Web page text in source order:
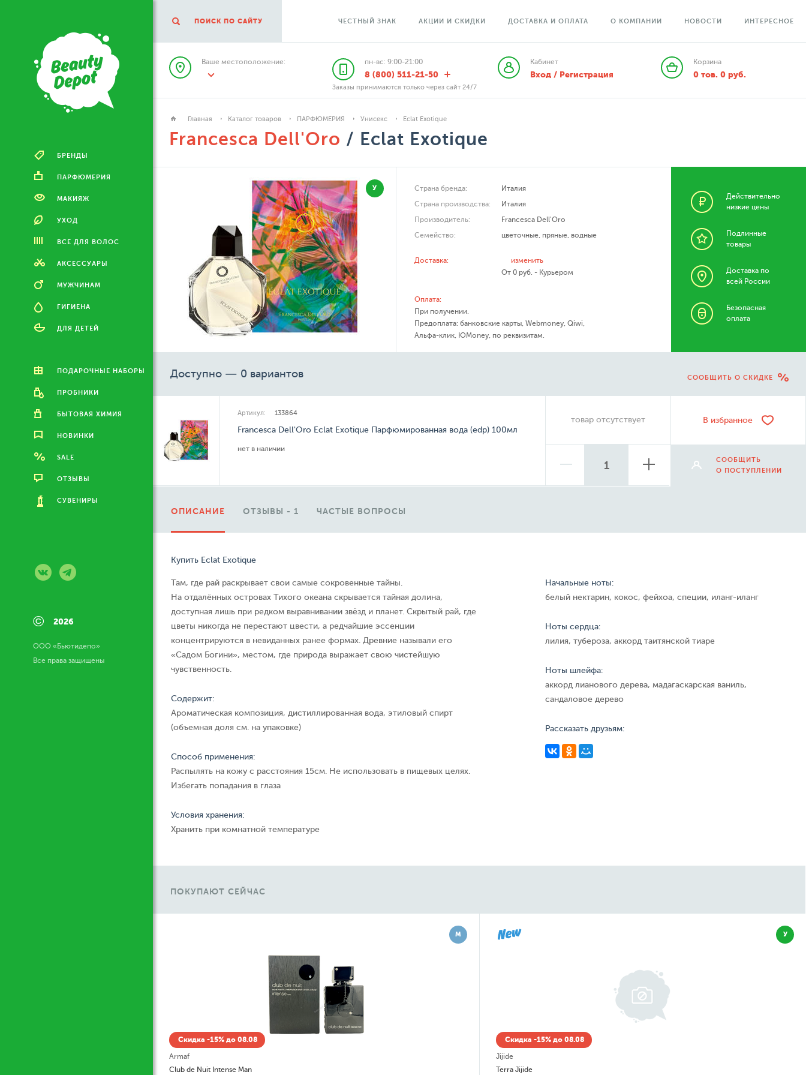
БРЕНДЫ
ПАРФЮМЕРИЯ
МАКИЯЖ
УХОД
ВСЕ ДЛЯ ВОЛОС
АКСЕССУАРЫ
МУЖЧИНАМ
ГИГИЕНА
ДЛЯ ДЕТЕЙ
ПОДАРОЧНЫЕ НАБОРЫ
ПРОБНИКИ
БЫТОВАЯ ХИМИЯ
НОВИНКИ
SALE
ОТЗЫВЫ
СУВЕНИРЫ
© 2026
ООО «Бьютидепо»
Все права защищены
ПОИСК ПО САЙТУ ЧЕСТНЫЙ ЗНАК АКЦИИ И СКИДКИ ДОСТАВКА И ОПЛАТА О КОМПАНИИ НОВОСТИ ИНТЕРЕСНОЕ
Ваше местоположение: пн-вс: 9:00-21:00
8 (800) 511-21-50
Заказы принимаются только через сайт 24/7
Кабинет
Вход / Регистрация
Корзина
0 тов. 0руб.
Главная Каталог товаров ПАРФЮМЕРИЯ Унисекс Eclat Exotique
Francesca Dell'Oro / Eclat Exotique
У Страна бренда:
Италия
Страна производства:
Италия
Производитель:
Francesca Dell'Oro
Семейство:
цветочные, пряные, водные
Доставка:
изменить
От 0 руб. - Курьером
Оплата:
При получении.
Предоплата: банковские карты, Webmoney, Qiwi,
Альфа-клик, ЮMoney, по реквизитам.
Действительно
низкие цены
Подлинные
товары
Доставка по
всей России
Безопасная
оплата
Доступно — 0 вариантов СООБЩИТЬ О СКИДКЕ
Артикул: 133864
Francesca Dell'Oro Eclat Exotique Парфюмированная вода (edp) 100мл
нет в наличии
товар отсутствует В избранное
СООБЩИТЬ
О ПОСТУПЛЕНИИ
ОПИСАНИЕ ОТЗЫВЫ - 1 ЧАСТЫЕ ВОПРОСЫ
Купить Eclat Exotique
Там, где рай раскрывает свои самые сокровенные тайны.
На отдалённых островах Тихого океана скрывается тайная долина,
доступная лишь при редком выравнивании звёзд и планет. Скрытый рай, где
цветы никогда не перестают цвести, а редчайшие эссенции
концентрируются в невиданных ранее формах. Древние называли его
«Садом Богини», местом, где природа выражает свою чистейшую
чувственность.
Содержит:
Ароматическая композиция, дистиллированная вода, этиловый спирт
(объемная доля см. на упаковке)
Способ применения:
Распылять на кожу с расстояния 15см. Не использовать в пищевых целях.
Избегать попадания в глаза
Условия хранения:
Хранить при комнатной температуре
Начальные ноты:
белый нектарин, кокос, фейхоа, специи, иланг-иланг
Ноты сердца:
лилия, тубероза, аккорд таитянской тиаре
Ноты шлейфа:
аккорд лианового дерева, мадагаскарская ваниль,
сандаловое дерево
Рассказать друзьям:
ПОКУПАЮТ СЕЙЧАС